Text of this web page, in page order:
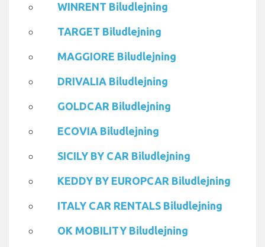
WINRENT Biludlejning
TARGET Biludlejning
MAGGIORE Biludlejning
DRIVALIA Biludlejning
GOLDCAR Biludlejning
ECOVIA Biludlejning
SICILY BY CAR Biludlejning
KEDDY BY EUROPCAR Biludlejning
ITALY CAR RENTALS Biludlejning
OK MOBILITY Biludlejning